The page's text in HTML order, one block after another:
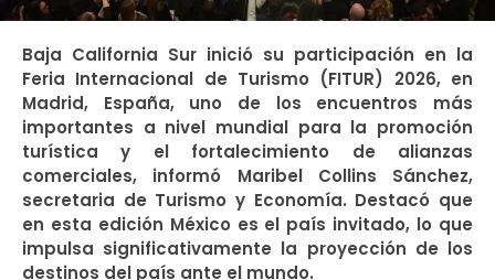
Baja California Sur inició su participación en la
Feria Internacional de Turismo (FITUR) 2026, en
Madrid, España, uno de los encuentros más
importantes a nivel mundial para la promoción
turística y el fortalecimiento de alianzas
comerciales, informó Maribel Collins Sánchez,
secretaria de Turismo y Economía. Destacó que
en esta edición México es el país invitado, lo que
impulsa significativamente la proyección de los
destinos del país ante el mundo.